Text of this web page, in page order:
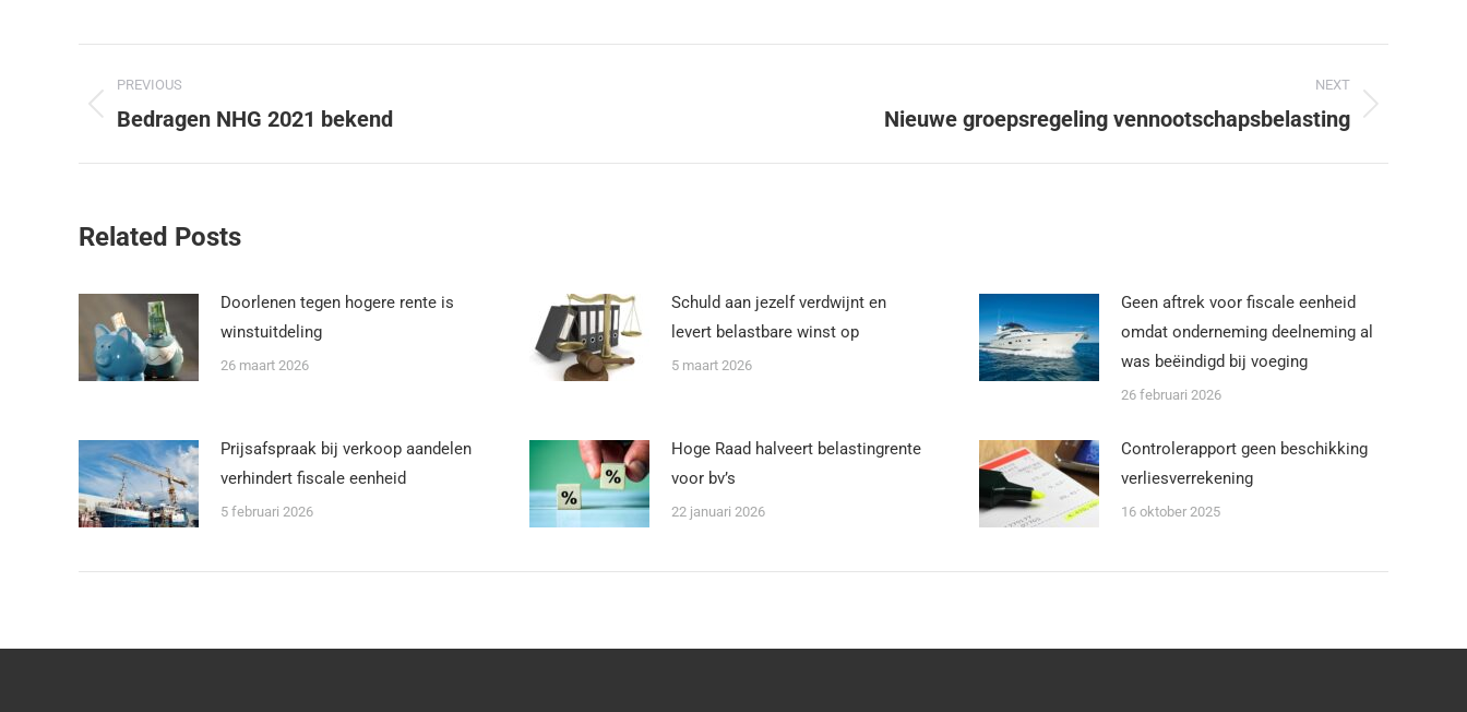
PREVIOUS
Bedragen NHG 2021 bekend
NEXT
Nieuwe groepsregeling vennootschapsbelasting
Related Posts
Doorlenen tegen hogere rente is
winstuitdeling
26 maart 2026
Schuld aan jezelf verdwijnt en
levert belastbare winst op
5 maart 2026
Geen aftrek voor fiscale eenheid
omdat onderneming deelneming al
was beëindigd bij voeging
26 februari 2026
Prijsafspraak bij verkoop aandelen
verhindert fiscale eenheid
5 februari 2026
Hoge Raad halveert belastingrente
voor bv’s
22 januari 2026
Controlerapport geen beschikking
verliesverrekening
16 oktober 2025